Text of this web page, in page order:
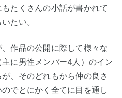
たくさんの小話が書かれて
たい。
作品の公開に際して様々な
に男性メンバー4人）のイン
、そのどれもから仲の良さ
でとにかく全てに目を通し